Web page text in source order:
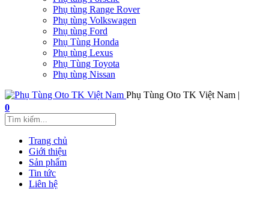
Phụ tùng Range Rover
Phụ tùng Volkswagen
Phụ tùng Ford
Phụ Tùng Honda
Phụ tùng Lexus
Phụ Tùng Toyota
Phụ tùng Nissan
Phụ Tùng Oto TK Việt Nam |
0
Trang chủ
Giới thiệu
Sản phẩm
Tin tức
Liên hệ